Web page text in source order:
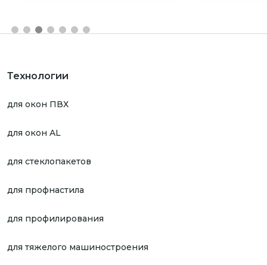
Технологии
для окон ПВХ
для окон AL
для стеклопакетов
для профнастила
для профилирования
для тяжелого машиностроения